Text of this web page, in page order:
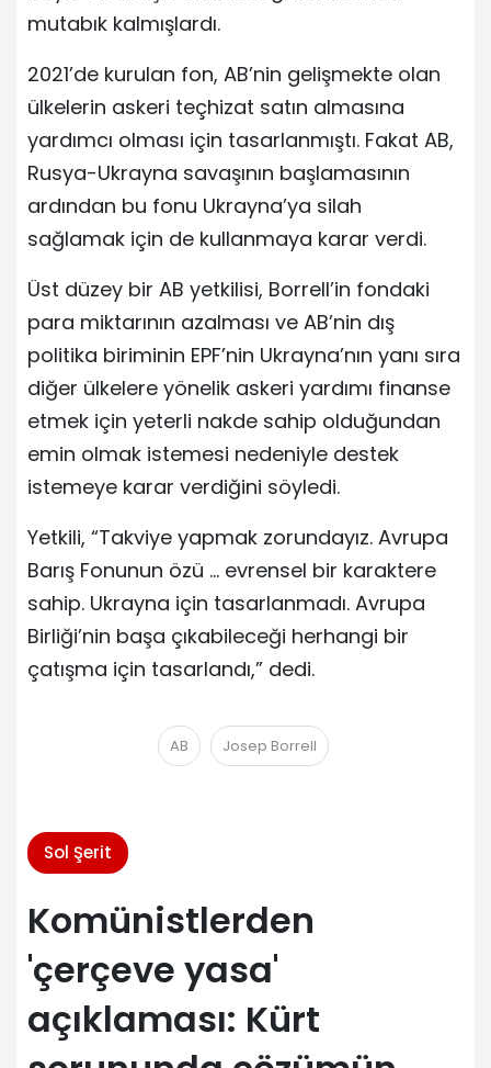
mutabık kalmışlardı.
2021’de kurulan fon, AB’nin gelişmekte olan
ülkelerin askeri teçhizat satın almasına
yardımcı olması için tasarlanmıştı. Fakat AB,
Rusya-Ukrayna savaşının başlamasının
ardından bu fonu Ukrayna’ya silah
sağlamak için de kullanmaya karar verdi.
Üst düzey bir AB yetkilisi, Borrell’in fondaki
para miktarının azalması ve AB’nin dış
politika biriminin EPF’nin Ukrayna’nın yanı sıra
diğer ülkelere yönelik askeri yardımı finanse
etmek için yeterli nakde sahip olduğundan
emin olmak istemesi nedeniyle destek
istemeye karar verdiğini söyledi.
Yetkili, “Takviye yapmak zorundayız. Avrupa
Barış Fonunun özü … evrensel bir karaktere
sahip. Ukrayna için tasarlanmadı. Avrupa
Birliği’nin başa çıkabileceği herhangi bir
çatışma için tasarlandı,” dedi.
AB Josep Borrell
Sol Şerit
Komünistlerden
'çerçeve yasa'
açıklaması: Kürt